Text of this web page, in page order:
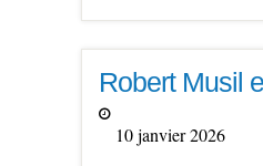
Robert Musil
10 janvier 2026